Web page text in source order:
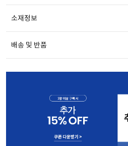
소재정보
배송 및 반품